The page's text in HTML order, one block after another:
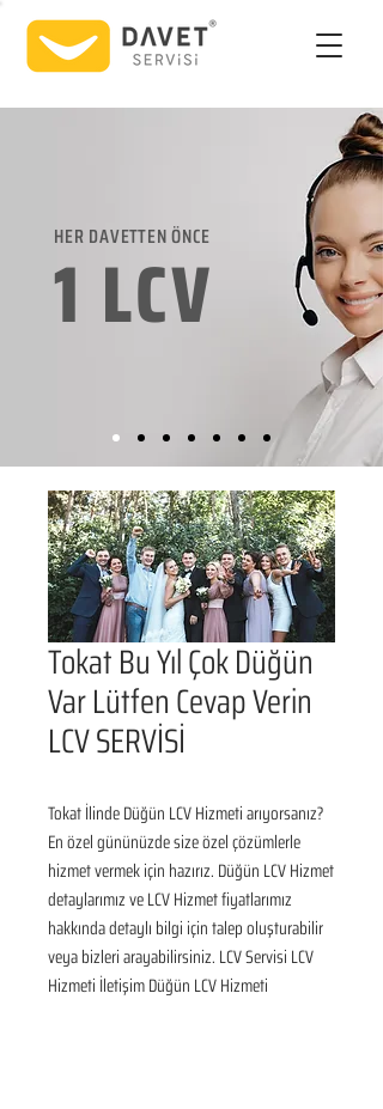
HER DAVETTEN ÖNCE
1 LCV
Tokat Bu Yıl Çok Düğün
Var Lütfen Cevap Verin
LCV SERVİSİ
Tokat İlinde Düğün LCV Hizmeti arıyorsanız?
En özel gününüzde size özel çözümlerle
hizmet vermek için hazırız. Düğün LCV Hizmet
detaylarımız ve LCV Hizmet fiyatlarımız
hakkında detaylı bilgi için talep oluşturabilir
veya bizleri arayabilirsiniz. LCV Servisi LCV
Hizmeti İletişim Düğün LCV Hizmeti